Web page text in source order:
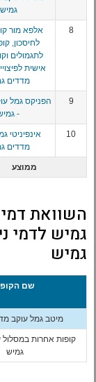
גמיש
8
אלפא מור
לחיסכון,
לתגמולים
אישית
מדדים
9
הפניקס גמל
-
10
אינפיניטי
מדדים
ממוצע
השוואת
גמיש לדמי
גמיש
שם
מיטב גמל עוקב
קופות אחרות
גמיש